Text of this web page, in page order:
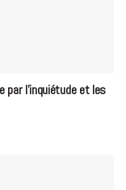
par l’inquiétude et les